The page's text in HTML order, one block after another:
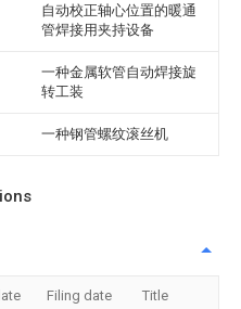
自动校正轴心位置的暖通
管焊接用夹持设备
一种金属软管自动焊接旋
转工装
一种钢管螺纹滚丝机
Filing date Title